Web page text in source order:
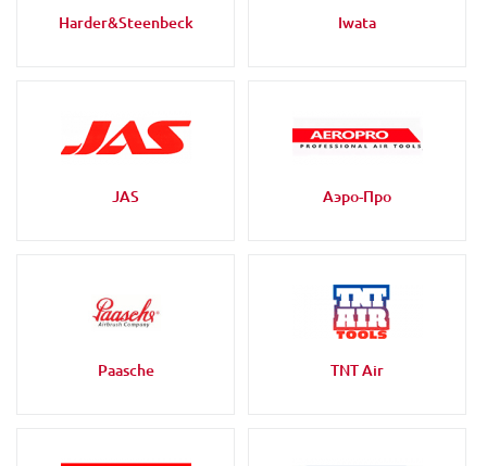
Harder&Steenbeck Iwata
JAS Аэро-Про
Paasche TNT Air